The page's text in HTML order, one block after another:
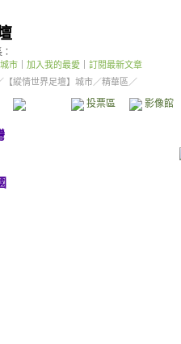
市 加入我的最愛
訂閱最新文章
【縱情世界足壇】城市／精華區／
精華區 投票區 影像館